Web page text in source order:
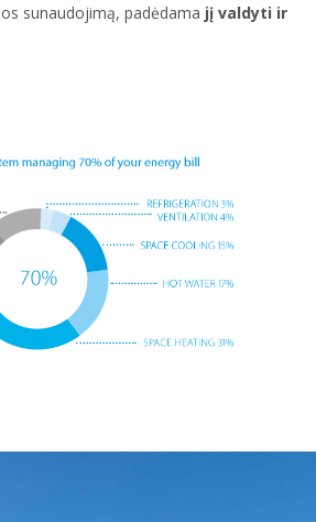
sunaudojimą, padėdama jį valdyti ir